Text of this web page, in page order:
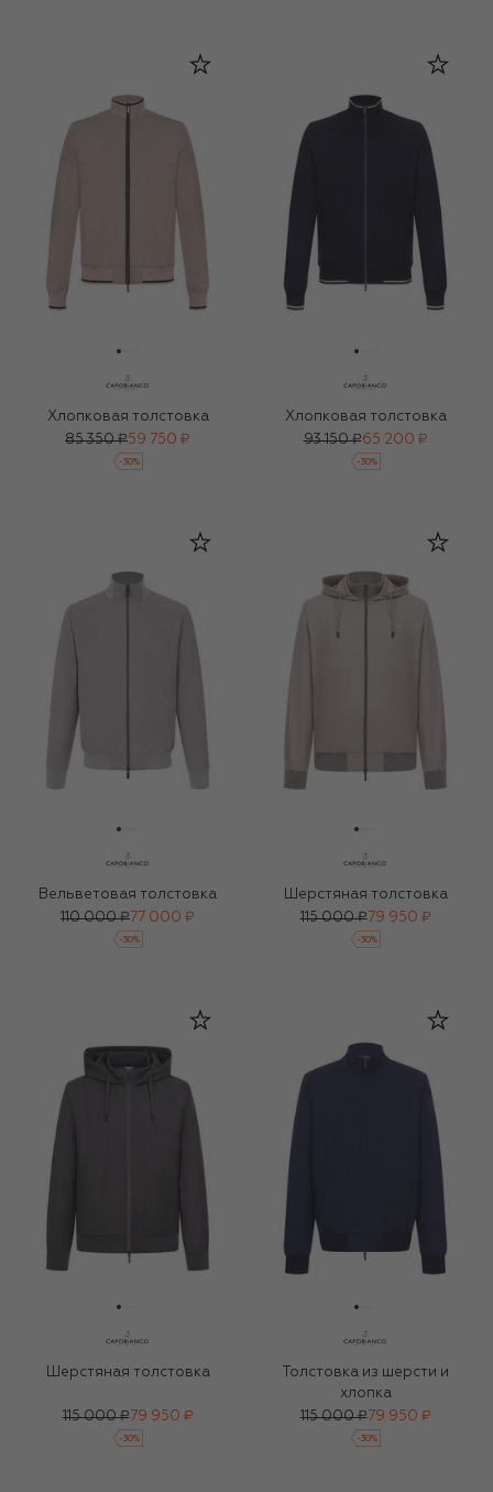
Хлопковая толстовка
85 350 ₽59 750 ₽
-30%
Хлопковая толстовка
93 150 ₽65 200 ₽
-30%
Вельветовая толстовка
110 000 ₽77 000 ₽
-30%
Шерстяная толстовка
115 000 ₽79 950 ₽
-30%
Шерстяная толстовка
115 000 ₽79 950 ₽
-30%
Толстовка из шерсти и
хлопка
115 000 ₽79 950 ₽
-30%